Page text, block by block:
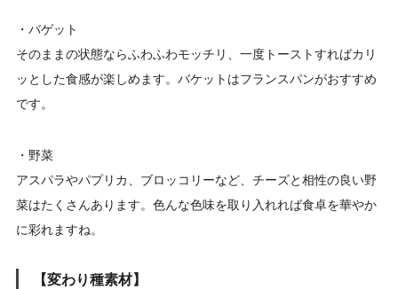
・バゲット
そのままの状態ならふわふわモッチリ、一度トーストすればカリ
ッとした食感が楽しめます。バケットはフランスパンがおすすめ
です。
・野菜
アスパラやパプリカ、ブロッコリーなど、チーズと相性の良い野
菜はたくさんあります。色んな色味を取り入れれば食卓を華やか
に彩れますね。
【変わり種素材】